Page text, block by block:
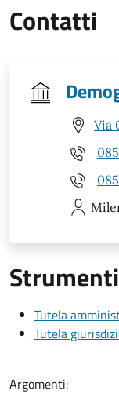
Contatti
Via
Tutela
Tutela
Argomenti: